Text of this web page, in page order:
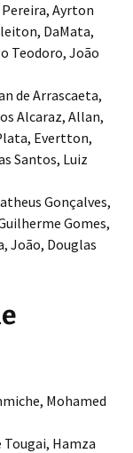
Ayrton
DaMata,
Teodoro, João
de Arrascaeta,
Alcaraz, Allan,
Evertton,
Santos, Luiz
Gonçalves,
Gomes,
João, Douglas
Mohamed
Tougai, Hamza